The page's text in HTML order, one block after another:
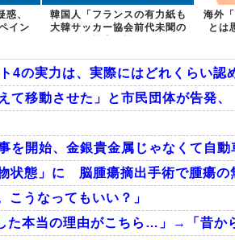
、
イン
韓国人「フランスの有力紙も
大韓サッカー協会前代未聞の
海外
とは
4の実力は、実際にはどれくらい認
て移動させた」と市民団体が告発
を開始、金銀貴金属じゃなくて自動
状態」に 脳腫瘍摘出手術で腫瘍の
うなってもいい？」
た本当の理由がこちら…」→「昔か